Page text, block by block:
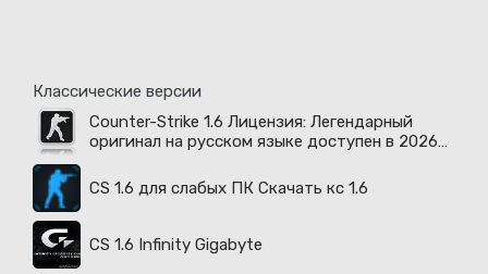
Классические версии
Counter-Strike 1.6 Лицензия: Легендарный
оригинал на русском языке доступен в 2026
CS 1.6 для слабых ПК Скачать кс 1.6
CS 1.6 Infinity Gigabyte